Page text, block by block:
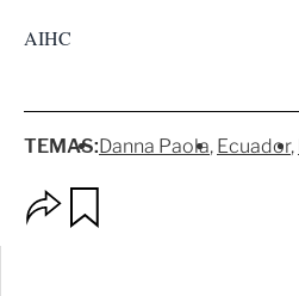
AIHC
TEMAS:Danna Paola Ecuador